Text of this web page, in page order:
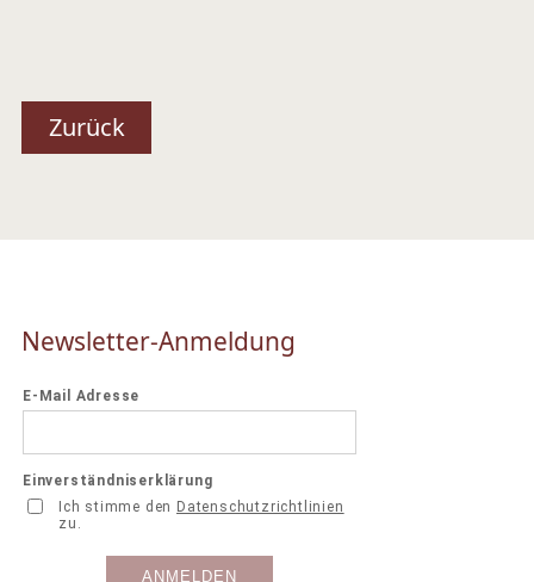
Zurück
Newsletter-Anmeldung